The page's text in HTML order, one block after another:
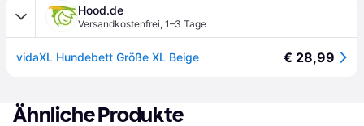
Hood.de
Versandkostenfrei, 1–3 Tage
vidaXL Hundebett Größe XL Beige € 28,99
Ähnliche Produkte